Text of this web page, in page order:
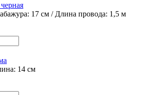
17 см / Длина провода: 1,5 м
14 см